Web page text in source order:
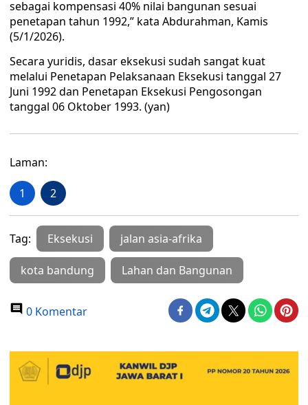
sebagai kompensasi 40% nilai bangunan sesuai
penetapan tahun 1992,” kata Abdurahman, Kamis
(5/1/2026).
Secara yuridis, dasar eksekusi sudah sangat kuat
melalui Penetapan Pelaksanaan Eksekusi tanggal 27
Juni 1992 dan Penetapan Eksekusi Pengosongan
tanggal 06 Oktober 1993. (yan)
Laman:
1 2
Tag: Eksekusi jalan asia-afrika
kota bandung Lahan dan Bangunan
0 Komentar